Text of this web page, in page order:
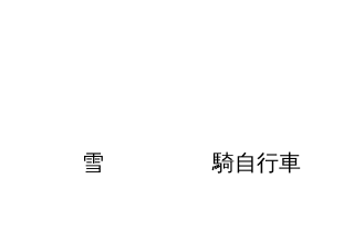
雪 騎自行車